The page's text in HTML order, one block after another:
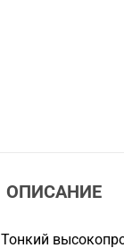
ОПИСАНИЕ
Тонкий